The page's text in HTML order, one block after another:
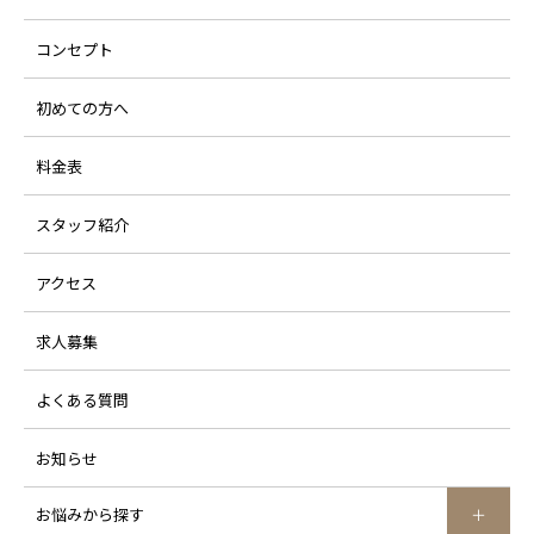
コンセプト
初めての方へ
料金表
スタッフ紹介
アクセス
求人募集
よくある質問
お知らせ
お悩みから探す